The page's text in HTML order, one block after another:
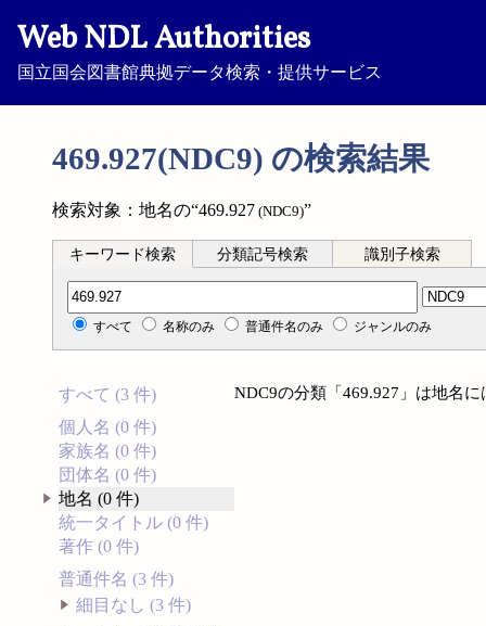
Web NDL Authorities
国立国会図書館典拠データ検索・提供サービス
469.927(NDC9) の検索結果
検索対象：地名の“469.927 (NDC9)”
キーワード検索 分類記号検索 識別子検索
分類記号検索
すべて 名称のみ 普通件名のみ ジャンルのみ
すべて (3 件)
個人名 (0 件)
家族名 (0 件)
団体名 (0 件)
地名 (0 件)
統一タイトル (0 件)
著作 (0 件)
普通件名 (3 件)
細目なし (3 件)
NDC9の分類「469.927」は地名